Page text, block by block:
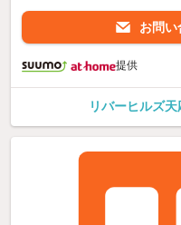
お問い
提供
リバーヒルズ